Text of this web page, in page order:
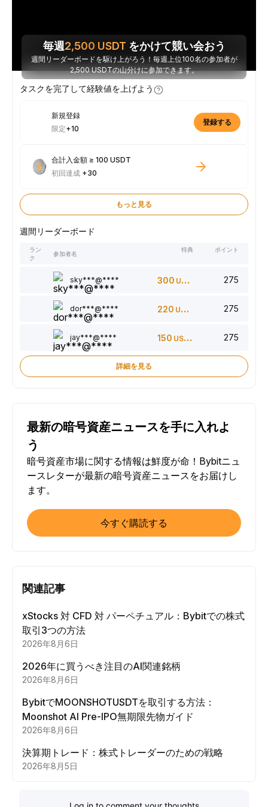
毎週2,500 USDT をかけて競い会おう
週間リーダーボードを駆け上がろう！毎週上位100名の参加者が
2,500 USDTの山分けに参加できます。
タスクを完了して経験値を上げよう
新規登録
限定+10
登録する
合計入金額 ≥ 100 USDT
初回達成 +30
もっと見る
週間リーダーボード
ラン
ク
参加者名
特典 ポイント
sky***@**** 300 USDT 275
dor***@**** 220 USDT 275
jay***@**** 150 USDT 275
詳細を見る
最新の暗号資産ニュースを手に入れよ
う
暗号資産市場に関する情報は鮮度が命！Bybitニュ
ースレターが最新の暗号資産ニュースをお届けし
ます。
今すぐ購読する
関連記事
xStocks 対 CFD 対 パーペチュアル：Bybitでの株式
取引3つの方法
2026年8月6日
2026年に買うべき注目のAI関連銘柄
2026年8月6日
BybitでMOONSHOTUSDTを取引する方法：
Moonshot AI Pre-IPO無期限先物ガイド
2026年8月6日
決算期トレード：株式トレーダーのための戦略
2026年8月5日